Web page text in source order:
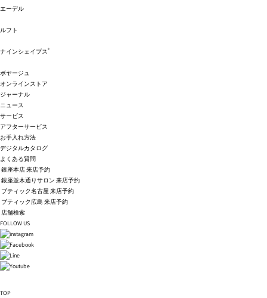
エーデル
ルフト
ナインシェイプス®
ボヤージュ
オンラインストア
ジャーナル
ニュース
サービス
アフターサービス
お手入れ方法
デジタルカタログ
よくある質問
銀座本店 来店予約
銀座並木通りサロン 来店予約
ブティック名古屋 来店予約
ブティック広島 来店予約
店舗検索
FOLLOW US
TOP